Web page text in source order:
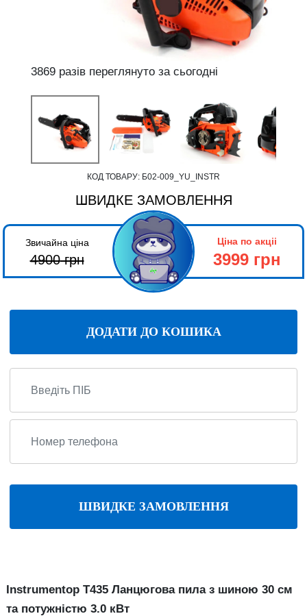
3869 разів переглянуто за сьогодні
КОД ТОВАРУ: Б02-009_YU_INSTR
ШВИДКЕ ЗАМОВЛЕННЯ
Звичайна ціна
4900грн
Ціна по акціі
3999 грн
ДОДАТИ ДО КОШИКА
ШВИДКЕ ЗАМОВЛЕННЯ
Instrumentop T435 Ланцюгова пила з шиною 30 см
та потужністю 3.0 кВт